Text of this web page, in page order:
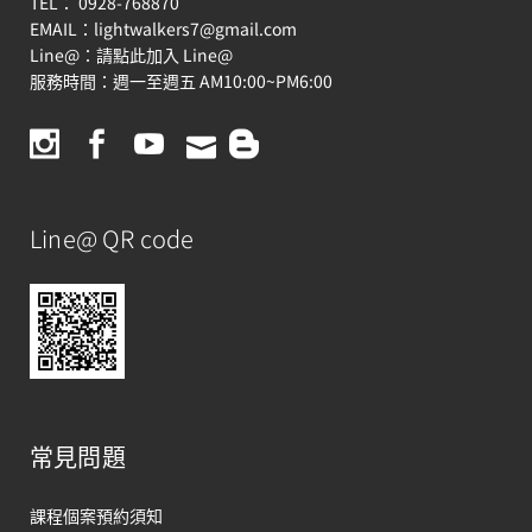
EMAIL： lightwalkers7@gmail.com
Line@： 請點此加入 Line@
服務時間：週一至週五 AM10:00~PM6:00
Line@ QR code
常見問題
課程個案預約須知